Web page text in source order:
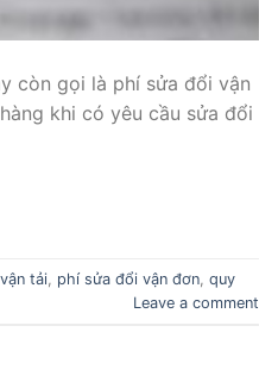
còn gọi là phí sửa đổi vận
khi có yêu cầu sửa đổi
tải phí sửa đổi vận đơn quy
Leave a comment